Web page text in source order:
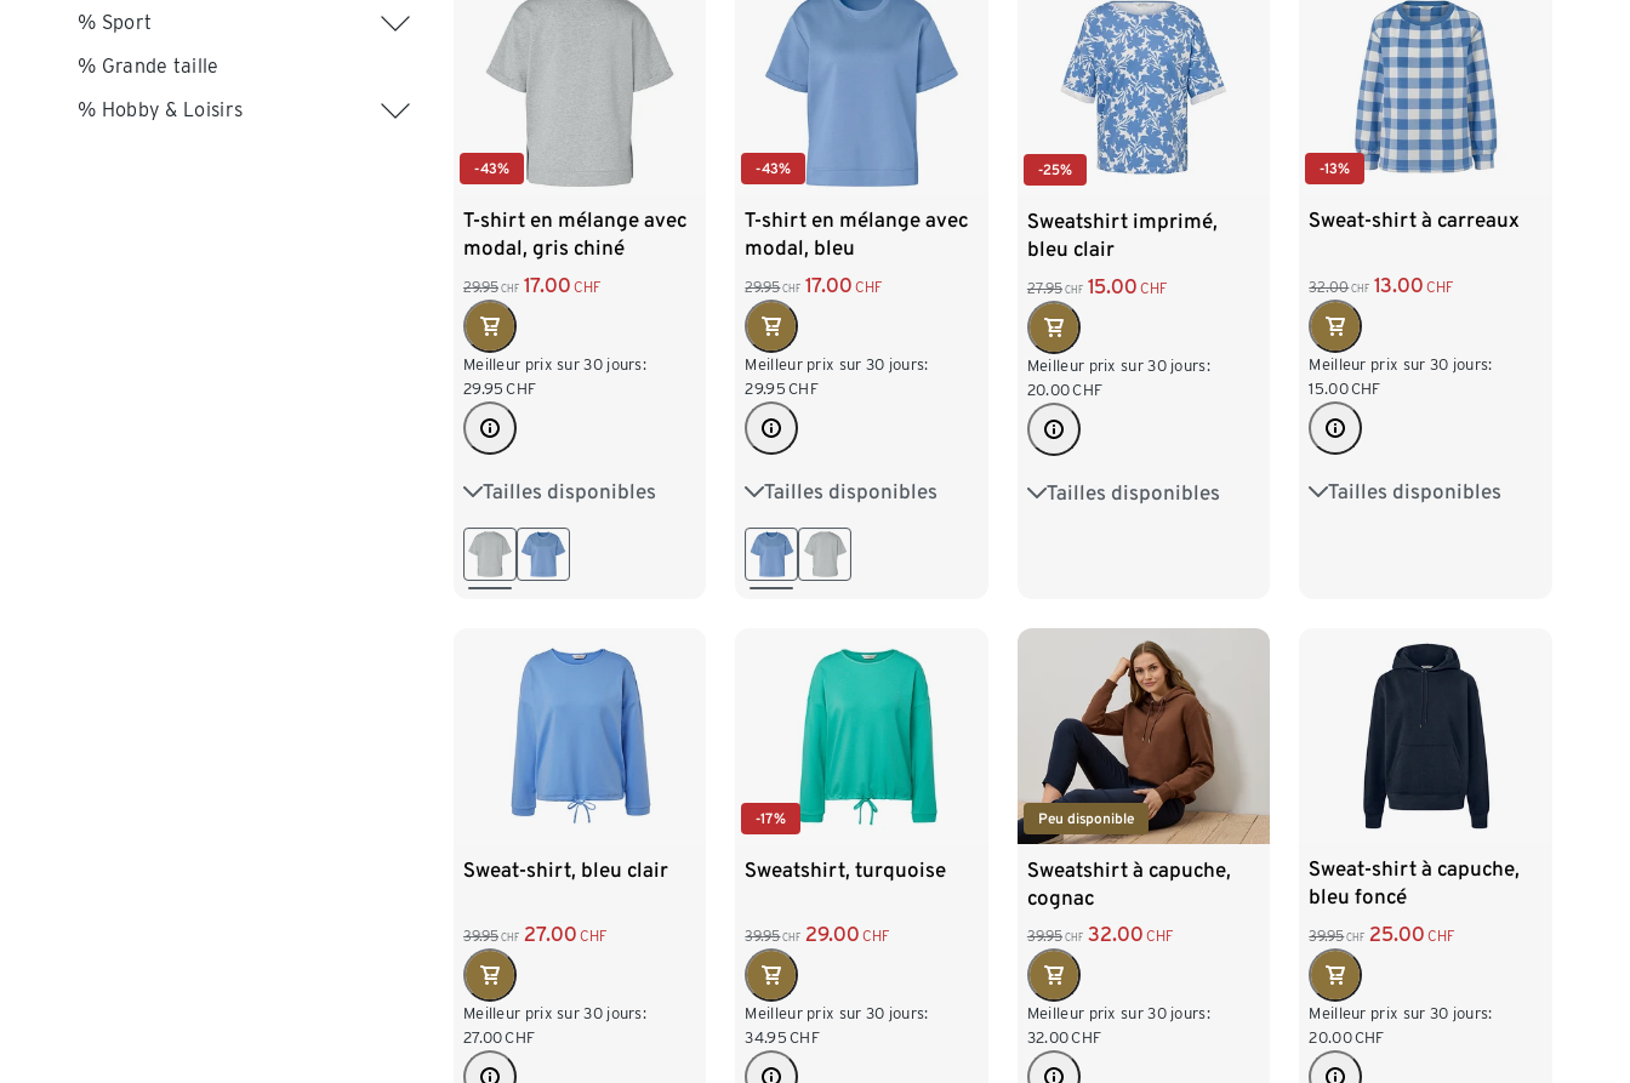
% Sport
% Grande taille
% Hobby & Loisirs
-43%
T-shirt en mélange avec
modal, gris chiné
29.95 CHF 17.00 CHF
Meilleur prix sur 30 jours:
29.95 CHF
Tailles disponibles
S 36/38 M 40/42
L 44/46
-43%
T-shirt en mélange avec
modal, bleu
29.95 CHF 17.00 CHF
Meilleur prix sur 30 jours:
29.95 CHF
Tailles disponibles
S 36/38 M 40/42
L 44/46
-25%
Sweatshirt imprimé,
bleu clair
27.95 CHF 15.00 CHF
Meilleur prix sur 30 jours:
20.00CHF
Tailles disponibles
S 36/38 M 40/42
-13%
Sweat-shirt à carreaux
32.00 CHF 13.00 CHF
Meilleur prix sur 30 jours:
15.00CHF
Tailles disponibles
XS 32/34 S 36/38
Sweat-shirt, bleu clair
39.95 CHF 27.00 CHF
Meilleur prix sur 30 jours:
27.00CHF
-17%
Sweatshirt, turquoise
39.95 CHF 29.00 CHF
Meilleur prix sur 30 jours:
34.95 CHF
Peu disponible
Sweatshirt à capuche,
cognac
39.95 CHF 32.00 CHF
Meilleur prix sur 30 jours:
32.00CHF
Sweat-shirt à capuche,
bleu foncé
39.95 CHF 25.00 CHF
Meilleur prix sur 30 jours:
20.00CHF